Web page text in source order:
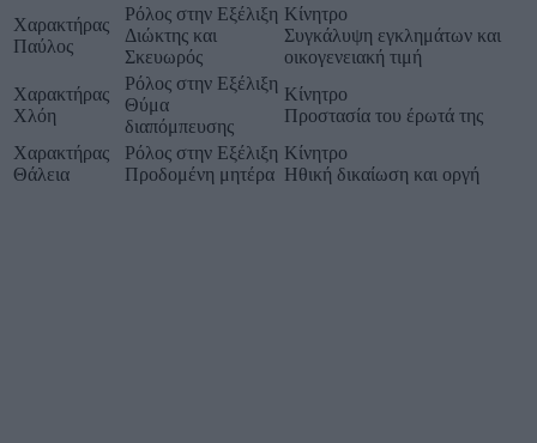
Χαρακτήρας
Παύλος
Ρόλος στην Εξέλιξη
Διώκτης και
Σκευωρός
Κίνητρο
Συγκάλυψη εγκλημάτων και
οικογενειακή τιμή
Χαρακτήρας
Χλόη
Ρόλος στην Εξέλιξη
Θύμα
διαπόμπευσης
Κίνητρο
Προστασία του έρωτά της
Χαρακτήρας
Θάλεια
Ρόλος στην Εξέλιξη
Προδομένη μητέρα
Κίνητρο
Ηθική δικαίωση και οργή